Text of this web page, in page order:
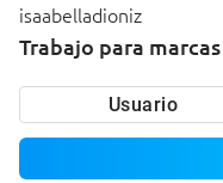
isaabelladioniz
Trabajo para marcas
Usuario